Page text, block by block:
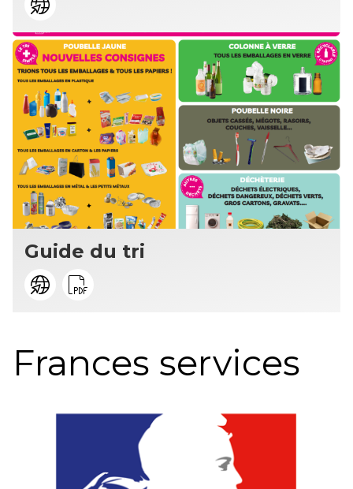
Guide du tri
Frances services